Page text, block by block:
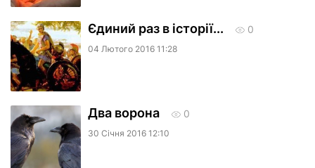
Єдиний раз в історії... 0
04 Лютого 2016 11:28
Два ворона 0
30 Сiчня 2016 12:10